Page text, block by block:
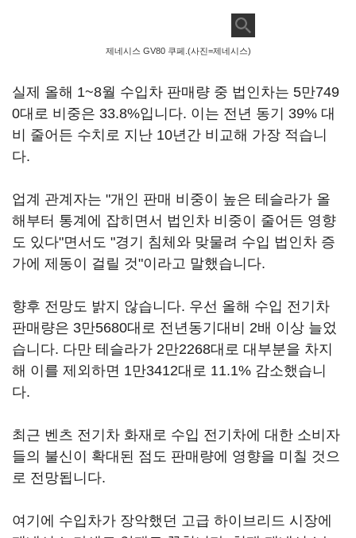
제네시스 GV80 쿠페.(사진=제네시스)
실제 올해 1~8월 수입차 판매량 중 법인차는 5만749
0대로 비중은 33.8%입니다. 이는 전년 동기 39% 대
비 줄어든 수치로 지난 10년간 비교해 가장 적습니
다.
업계 관계자는 "개인 판매 비중이 높은 테슬라가 올
해부터 통계에 잡히면서 법인차 비중이 줄어든 영향
도 있다"면서도 "경기 침체와 맞물려 수입 법인차 증
가에 제동이 걸릴 것"이라고 말했습니다.
향후 전망도 밝지 않습니다. 우선 올해 수입 전기차
판매량은 3만5680대로 전년동기대비 2배 이상 늘었
습니다. 다만 테슬라가 2만2268대로 대부분을 차지
해 이를 제외하면 1만3412대로 11.1% 감소했습니
다.
최근 벤츠 전기차 화재로 수입 전기차에 대한 소비자
들의 불신이 확대된 점도 판매량에 영향을 미칠 것으
로 전망됩니다.
여기에 수입차가 장악했던 고급 하이브리드 시장에